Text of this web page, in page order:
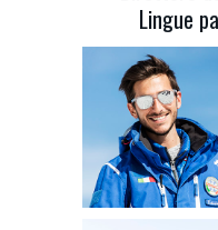
Lingue
Maestro di
Alpino dal
2012
Parla italiano
e inglese
MARCO CASER
Maestro sci
di sci Alpino